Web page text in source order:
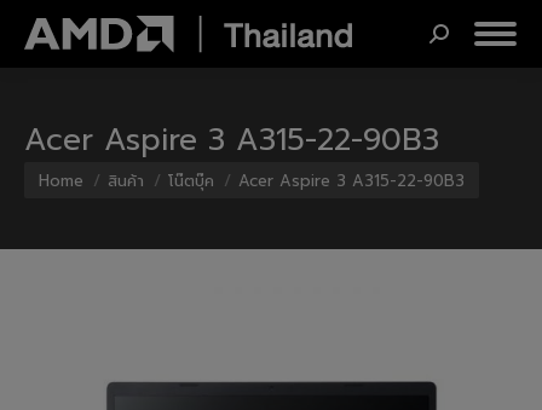
Search:
Acer Aspire 3 A315-22-90B3
You are here:
Home สินค้า โน๊ตบุ๊ค Acer Aspire 3 A315-22-90B3